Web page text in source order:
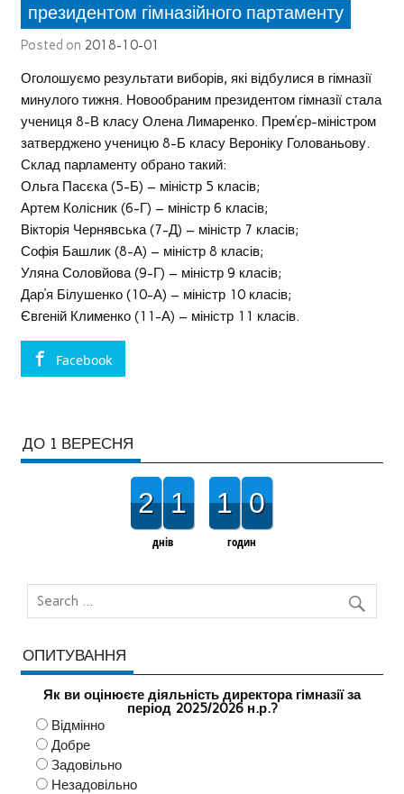
президентом гімназійного партаменту
Posted on 2018-10-01
Оголошуємо результати виборів, які відбулися в гімназії
минулого тижня. Новообраним президентом гімназії стала
учениця 8-В класу Олена Лимаренко. Прем’єр-міністром
затверджено ученицю 8-Б класу Вероніку Голованьову.
Склад парламенту обрано такий:
Ольга Пасєка (5-Б) – міністр 5 класів;
Артем Колісник (6-Г) – міністр 6 класів;
Вікторія Чернявська (7-Д) – міністр 7 класів;
Софія Башлик (8-А) – міністр 8 класів;
Уляна Соловйова (9-Г) – міністр 9 класів;
Дар’я Білушенко (10-А) – міністр 10 класів;
Євгеній Клименко (11-А) – міністр 11 класів.
Facebook
ДО 1 ВЕРЕСНЯ
2 1
днів
1 0
годин
ОПИТУВАННЯ
Як ви оцінюєте діяльність директора гімназії за
період 2025/2026 н.р.?
Відмінно
Добре
Задовільно
Незадовільно